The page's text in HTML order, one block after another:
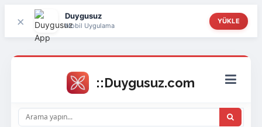
× Duygusuz
Mobil Uygulama
YÜKLE